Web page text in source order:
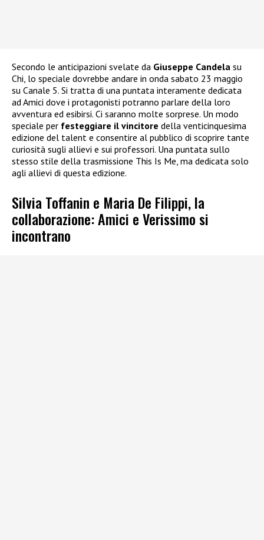
Secondo le anticipazioni svelate da Giuseppe Candela su
Chi, lo speciale dovrebbe andare in onda sabato 23 maggio
su Canale 5. Si tratta di una puntata interamente dedicata
ad Amici dove i protagonisti potranno parlare della loro
avventura ed esibirsi. Ci saranno molte sorprese. Un modo
speciale per festeggiare il vincitore della venticinquesima
edizione del talent e consentire al pubblico di scoprire tante
curiosità sugli allievi e sui professori. Una puntata sullo
stesso stile della trasmissione This Is Me, ma dedicata solo
agli allievi di questa edizione.
Silvia Toffanin e Maria De Filippi, la
collaborazione: Amici e Verissimo si
incontrano